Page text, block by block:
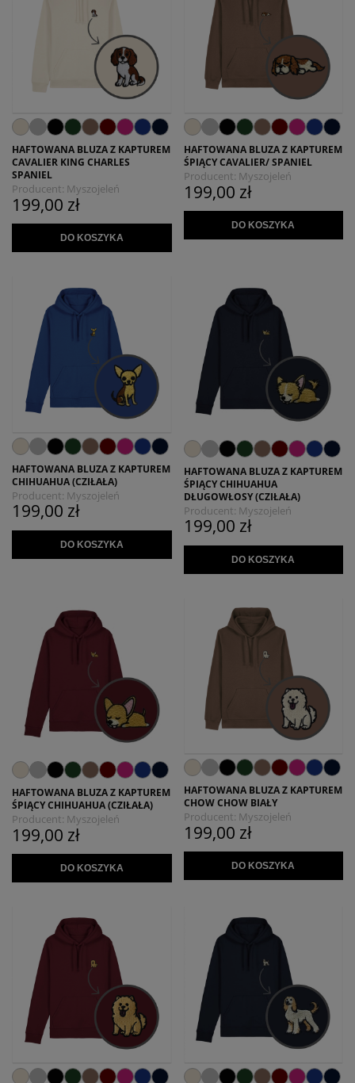
HAFTOWANA BLUZA Z KAPTUREM
CAVALIER KING CHARLES
SPANIEL
Producent: Myszojeleń
199,00 zł
DO KOSZYKA
HAFTOWANA BLUZA Z KAPTUREM
ŚPIĄCY CAVALIER/ SPANIEL
Producent: Myszojeleń
199,00 zł
DO KOSZYKA
HAFTOWANA BLUZA Z KAPTUREM
CHIHUAHUA (CZIŁAŁA)
Producent: Myszojeleń
199,00 zł
DO KOSZYKA
HAFTOWANA BLUZA Z KAPTUREM
ŚPIĄCY CHIHUAHUA
DŁUGOWŁOSY (CZIŁAŁA)
Producent: Myszojeleń
199,00 zł
DO KOSZYKA
HAFTOWANA BLUZA Z KAPTUREM
ŚPIĄCY CHIHUAHUA (CZIŁAŁA)
Producent: Myszojeleń
199,00 zł
DO KOSZYKA
HAFTOWANA BLUZA Z KAPTUREM
CHOW CHOW BIAŁY
Producent: Myszojeleń
199,00 zł
DO KOSZYKA